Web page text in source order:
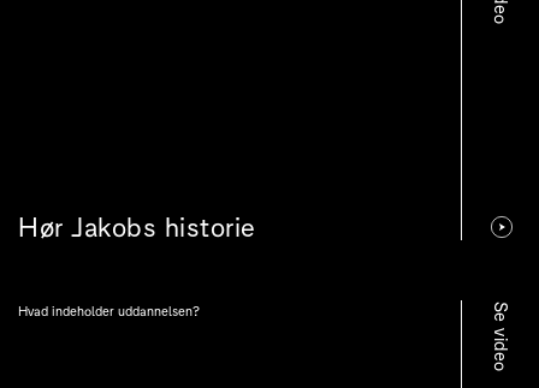
Hør Jakobs historie
Hvad indeholder uddannelsen? Se video